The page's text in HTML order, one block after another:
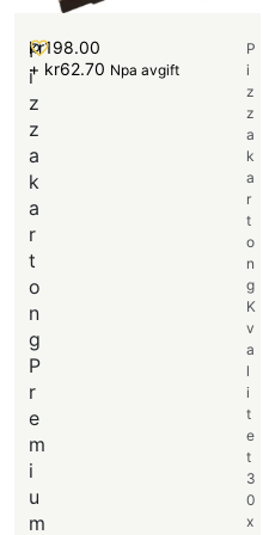
P
i
z
z
a
k
a
r
t
o
n
g
P
r
e
m
i
u
m
P
i
z
z
a
k
a
r
t
o
n
g
K
v
a
l
i
t
e
t
3
0
x
kr198.00
+ kr62.70 Npa avgift